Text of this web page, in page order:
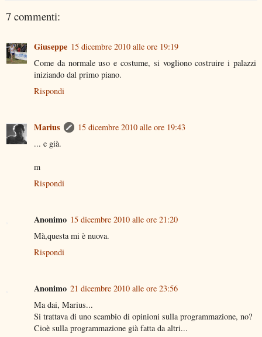
7 commenti:
Giuseppe 15 dicembre 2010 alle ore 19:19
Come da normale uso e costume, si vogliono costruire i palazzi
iniziando dal primo piano.
Rispondi
Marius
15 dicembre 2010 alle ore 19:43
... e già.
m
Rispondi
Anonimo 15 dicembre 2010 alle ore 21:20
Mà,questa mi è nuova.
Rispondi
Anonimo 21 dicembre 2010 alle ore 23:56
Ma dai, Marius...
Si trattava di uno scambio di opinioni sulla programmazione, no?
Cioè sulla programmazione già fatta da altri...